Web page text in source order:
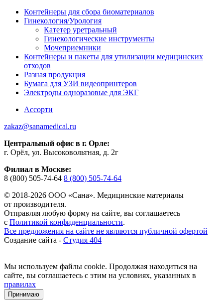
Контейнеры для сбора биоматериалов
Гинекология/Урология
Катетер уретральный
Гинекологические инструменты
Мочеприемники
Контейнеры и пакеты для утилизации медицинских
отходов
Разная продукция
Бумага для УЗИ видеопринтеров
Электроды одноразовые для ЭКГ
Ассорти
zakaz@sanamedical.ru
Центральный офис в г. Орле:
г. Орёл, ул. Высоковольтная, д. 2г
Филиал в Москве:
8 (800) 505-74-64 8 (800) 505-74-64
© 2018-2026 ООО «Сана». Медицинские материалы
от производителя.
Отправляя любую форму на сайте, вы соглашаетесь
с Политикой конфиденциальности.
Все предложения на сайте не являются публичной офертой
Создание сайта - Студия 404
Мы используем файлы cookie. Продолжая находиться на
сайте, вы соглашаетесь с этим на условиях, указанных в
правилах
Принимаю